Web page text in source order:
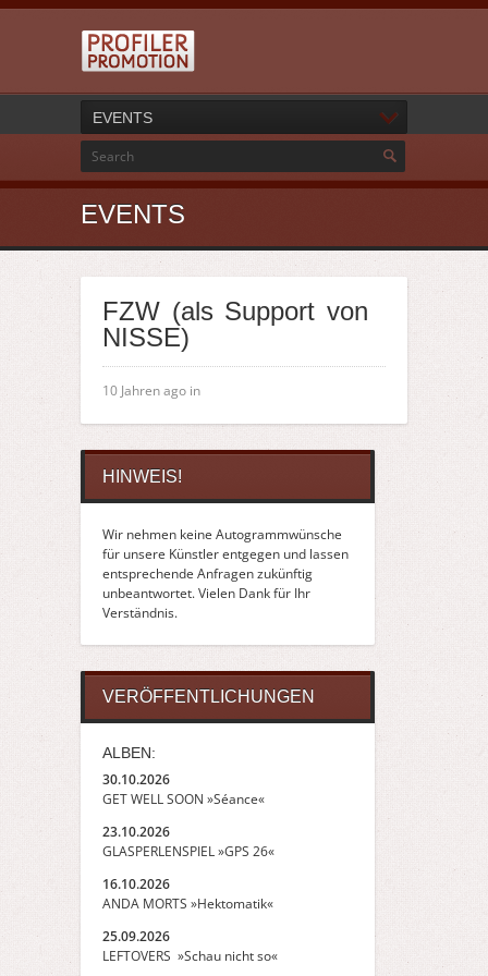
EVENTS
EVENTS
FZW (als Support von
NISSE)
10 Jahren ago in
HINWEIS!
Wir nehmen keine Autogrammwünsche
für unsere Künstler entgegen und lassen
entsprechende Anfragen zukünftig
unbeantwortet. Vielen Dank für Ihr
Verständnis.
VERÖFFENTLICHUNGEN
ALBEN:
30.10.2026
GET WELL SOON »Séance«
23.10.2026
GLASPERLENSPIEL »GPS 26«
16.10.2026
ANDA MORTS »Hektomatik«
25.09.2026
LEFTOVERS »Schau nicht so«